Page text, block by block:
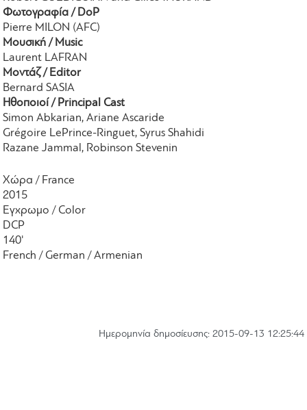
Φωτογραφία / DoP
Pierre MILON (AFC)
Μουσική / Music
Laurent LAFRAN
Μοντάζ / Editor
Bernard SASIA
Ηθοποιοί / Principal Cast
Simon Abkarian, Ariane Ascaride
Grégoire LePrince-Ringuet, Syrus Shahidi
Razane Jammal, Robinson Stevenin
Χώρα / France
2015
Εγχρωμο / Color
DCP
140'
French / German / Armenian
Hμερομηνία δημοσίευσης: 2015-09-13 12:25:44